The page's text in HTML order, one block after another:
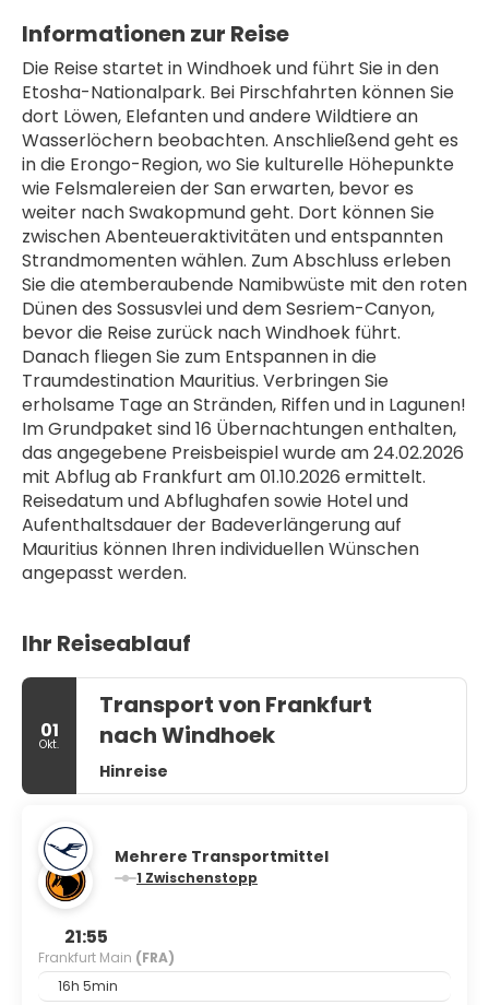
Informationen zur Reise
Die Reise startet in Windhoek und führt Sie in den
Etosha-Nationalpark. Bei Pirschfahrten können Sie
dort Löwen, Elefanten und andere Wildtiere an
Wasserlöchern beobachten. Anschließend geht es
in die Erongo-Region, wo Sie kulturelle Höhepunkte
wie Felsmalereien der San erwarten, bevor es
weiter nach Swakopmund geht. Dort können Sie
zwischen Abenteueraktivitäten und entspannten
Strandmomenten wählen. Zum Abschluss erleben
Sie die atemberaubende Namibwüste mit den roten
Dünen des Sossusvlei und dem Sesriem-Canyon,
bevor die Reise zurück nach Windhoek führt.
Danach fliegen Sie zum Entspannen in die
Traumdestination Mauritius. Verbringen Sie
erholsame Tage an Stränden, Riffen und in Lagunen!
Im Grundpaket sind 16 Übernachtungen enthalten,
das angegebene Preisbeispiel wurde am 24.02.2026
mit Abflug ab Frankfurt am 01.10.2026 ermittelt.
Reisedatum und Abflughafen sowie Hotel und
Aufenthaltsdauer der Badeverlängerung auf
Mauritius können Ihren individuellen Wünschen
angepasst werden.
Ihr Reiseablauf
01
Okt.
Transport von Frankfurt
nach Windhoek
Hinreise
Mehrere Transportmittel
1 Zwischenstopp
21:55
Frankfurt Main (FRA)
16h 5min